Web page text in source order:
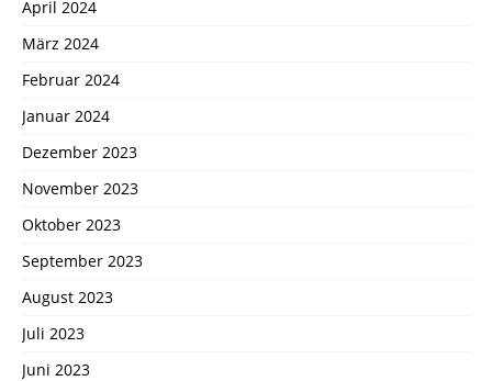
April 2024
März 2024
Februar 2024
Januar 2024
Dezember 2023
November 2023
Oktober 2023
September 2023
August 2023
Juli 2023
Juni 2023